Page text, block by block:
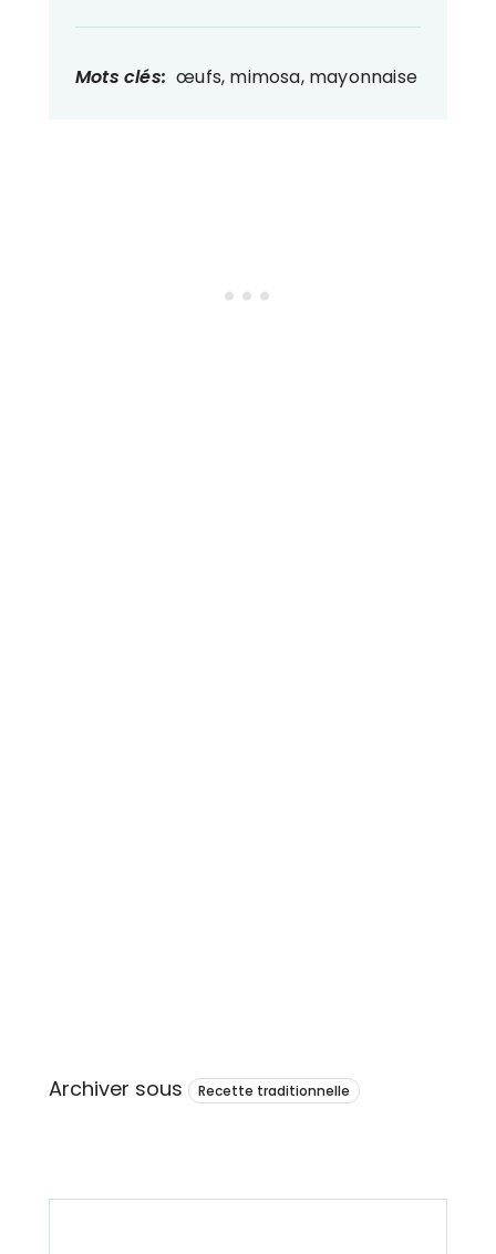
Mots clés: œufs, mimosa, mayonnaise
Archiver sous Recette traditionnelle